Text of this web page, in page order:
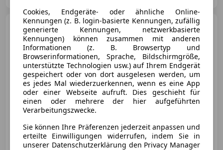
Volvo V90 Cross
CountryPro B4 AWD
*TOPAUSSTATTUNG*
€ 30 900
10/2022 145 500 km Diesel 145 kW (197 PS)
Cookies, Endgeräte- oder ähnliche Online-
Kennungen (z. B. login-basierte Kennungen, zufällig
generierte Kennungen, netzwerkbasierte
Kennungen) können zusammen mit anderen
Informationen (z. B. Browsertyp und
Browserinformationen, Sprache, Bildschirmgröße,
unterstützte Technologien usw.) auf Ihrem Endgerät
gespeichert oder von dort ausgelesen werden, um
es jedes Mal wiederzuerkennen, wenn es eine App
oder einer Webseite aufruft. Dies geschieht für
einen oder mehrere der hier aufgeführten
Verarbeitungszwecke.
Sie können Ihre Präferenzen jederzeit anpassen und
erteilte Einwilligungen widerrufen, indem Sie in
unserer Datenschutzerklärung den Privacy Manager